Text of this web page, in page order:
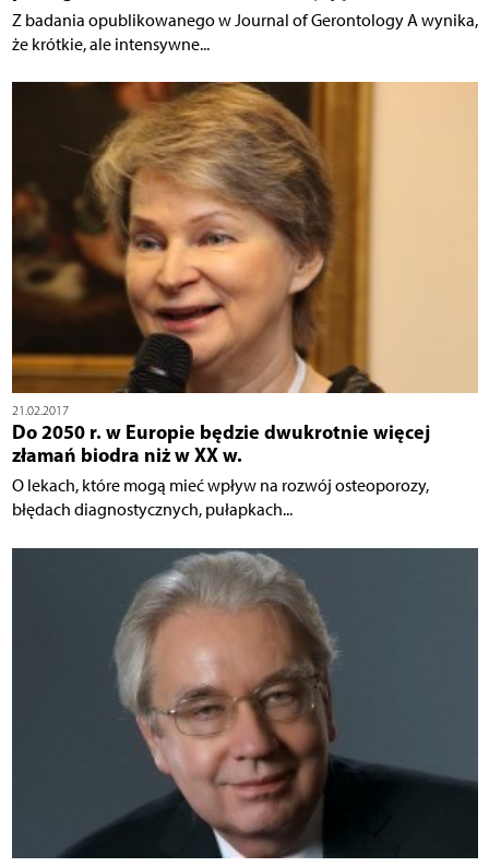
Z badania opublikowanego w Journal of Gerontology A wynika,
że krótkie, ale intensywne...
21.02.2017
Do 2050 r. w Europie będzie dwukrotnie więcej
złamań biodra niż w XX w.
O lekach, które mogą mieć wpływ na rozwój osteoporozy,
błędach diagnostycznych, pułapkach...